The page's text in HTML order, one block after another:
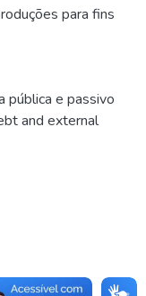
para fins
pública e passivo
and external